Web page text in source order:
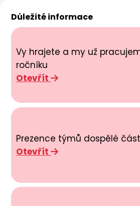
Důležité informace
Vy hrajete a my už
ročníku
Otevřít
Prezence týmů dospělé
Otevřít